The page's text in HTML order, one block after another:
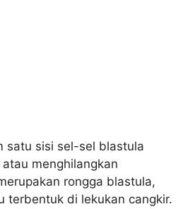
satu sisi sel-sel blastula
menghilangkan
rongga blastula,
terbentuk di lekukan cangkir.